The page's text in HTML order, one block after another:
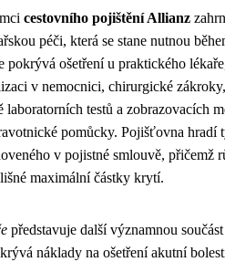
cestovního pojištění Allianz
péči, která se stane nutnou
pokrývá ošetření u praktického
v nemocnici, chirurgické zákroky,
laboratorních testů a zobrazovacích
pomůcky. Pojišťovna hradí
v pojistné smlouvě, přičemž
maximální částky krytí.
představuje další významnou součást
náklady na ošetření akutní